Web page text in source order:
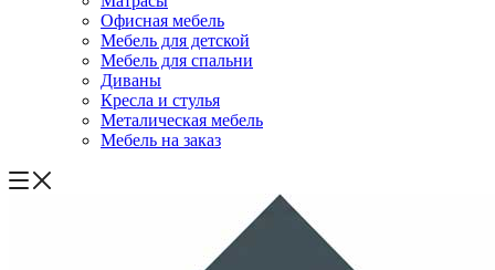
Офисная мебель
Мебель для детской
Мебель для спальни
Диваны
Кресла и стулья
Металическая мебель
Мебель на заказ